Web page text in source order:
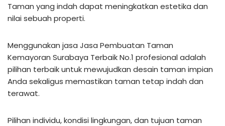
Taman yang indah dapat meningkatkan estetika dan
nilai sebuah properti.
Menggunakan jasa Jasa Pembuatan Taman
Kemayoran Surabaya Terbaik No.1 profesional adalah
pilihan terbaik untuk mewujudkan desain taman impian
Anda sekaligus memastikan taman tetap indah dan
terawat.
Pilihan individu, kondisi lingkungan, dan tujuan taman